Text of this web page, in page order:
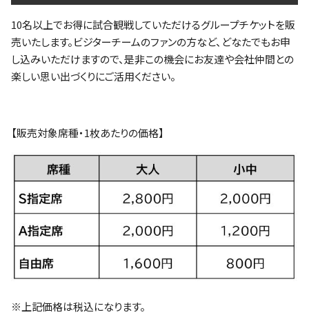
10名以上でお得に試合観戦していただけるグループチケットを販
売いたします。ビジターチームのファンの方など、どなたでもお申
し込みいただけますので、是非この機会にお友達や会社仲間との
楽しい思い出づくりにご活用ください。
【販売対象席種・1枚あたりの価格】
※上記価格は税込になります。